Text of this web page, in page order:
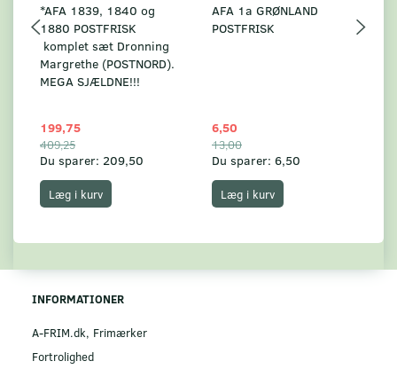
*AFA 1839, 1840 og
1880 POSTFRISK
komplet sæt Dronning
Margrethe (POSTNORD).
MEGA SJÆLDNE!!!
199,75
409,25
Du sparer: 209,50
Læg i kurv
AFA 1a GRØNLAND
POSTFRISK
6,50
13,00
Du sparer: 6,50
Læg i kurv
INFORMATIONER
A-FRIM.dk, Frimærker
Fortrolighed